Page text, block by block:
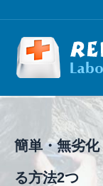
簡単・無劣
る方法2つ